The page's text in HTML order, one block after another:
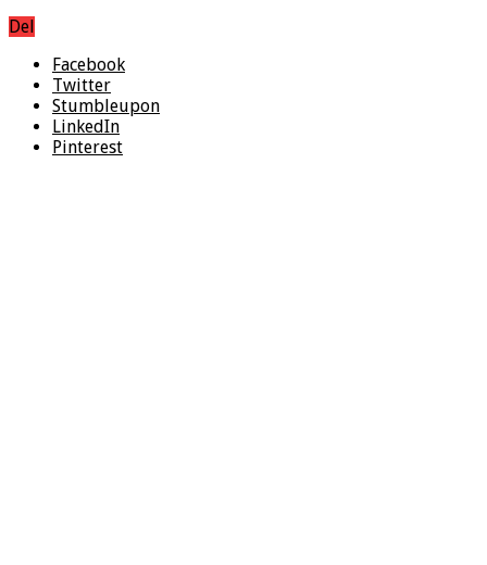
Del
Facebook
Twitter
Stumbleupon
LinkedIn
Pinterest